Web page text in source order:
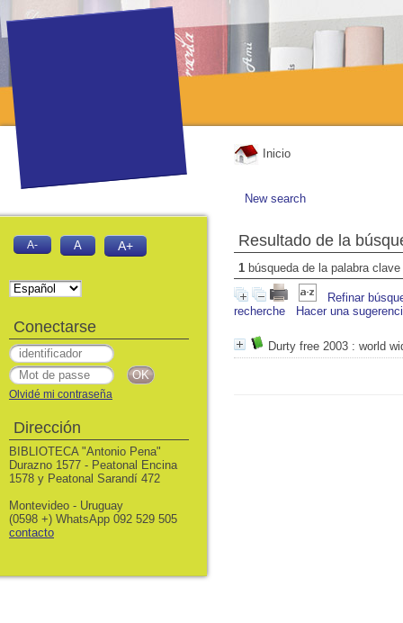
Inicio
New search
Resultado de la
1 búsqueda de la palabra clave
Refinar
recherche
Hacer una
Durty free 2003 : world
A- A A+
Conectarse
Olvidé mi contraseña
Dirección
BIBLIOTECA "Antonio Pena"
Durazno 1577 - Peatonal Encina
1578 y Peatonal Sarandí 472
Montevideo - Uruguay
(0598 +) WhatsApp 092 529 505
contacto